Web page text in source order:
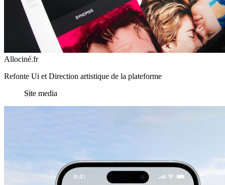
Allociné.fr
Refonte Ui et Direction artistique de la plateforme
Site media